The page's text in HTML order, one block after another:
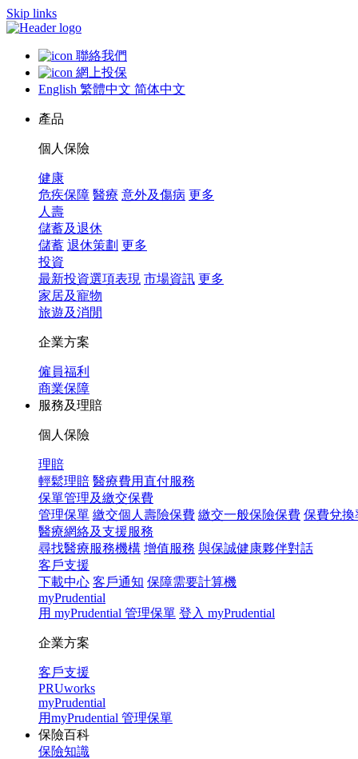
Skip links
聯絡我們
網上投保
English 繁體中文 简体中文
產品
個人保險
健康
危疾保障 醫療 意外及傷病 更多
人壽
儲蓄及退休
儲蓄 退休策劃 更多
投資
最新投資選項表現 市場資訊 更多
家居及寵物
旅遊及消閒
企業方案
僱員福利
商業保障
服務及理賠
個人保險
理賠
輕鬆理賠 醫療費用直付服務
保單管理及繳交保費
管理保單 繳交個人壽險保費 繳交一般保險保費 保費兌換
醫療網絡及支援服務
尋找醫療服務機構 增值服務 與保誠健康夥伴對話
客戶支援
下載中心 客戶通知 保障需要計算機
myPrudential
用 myPrudential 管理保單 登入 myPrudential
企業方案
客戶支援
PRUworks
myPrudential
用myPrudential 管理保單
保險百科
保險知識